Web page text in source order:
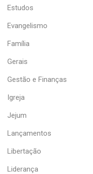
Estudos
Evangelismo
Família
Gerais
Gestão e Finanças
Igreja
Jejum
Lançamentos
Libertação
Liderança